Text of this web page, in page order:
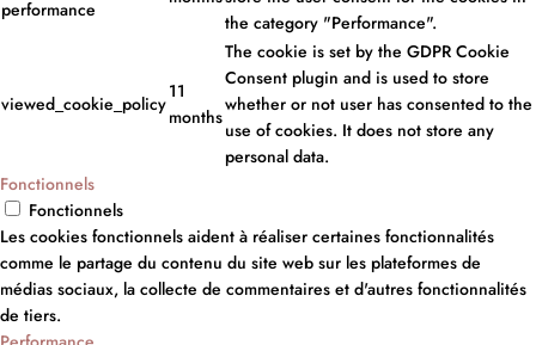
performance
the category "Performance".
viewed_cookie_policy
11
months
The cookie is set by the GDPR Cookie
Consent plugin and is used to store
whether or not user has consented to the
use of cookies. It does not store any
personal data.
Fonctionnels
Fonctionnels
Les cookies fonctionnels aident à réaliser certaines fonctionnalités
comme le partage du contenu du site web sur les plateformes de
médias sociaux, la collecte de commentaires et d'autres fonctionnalités
de tiers.